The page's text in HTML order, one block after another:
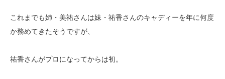
これまでも姉・美祐さんは妹・祐香さんのキャディーを年に何度
か務めてきたそうですが、
祐香さんがプロになってからは初。